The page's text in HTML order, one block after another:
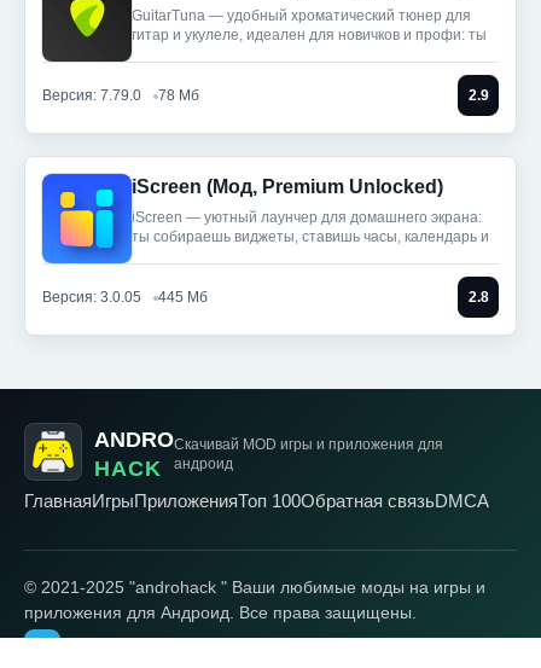
GuitarTuna — удобный хроматический тюнер для
гитар и укулеле, идеален для новичков и профи: ты
Версия: 7.79.0 78 Мб 2.9
iScreen (Мод, Premium Unlocked)
iScreen — уютный лаунчер для домашнего экрана:
ты собираешь виджеты, ставишь часы, календарь и
Версия: 3.0.05 445 Мб 2.8
ANDRO
HACK
Скачивай MOD игры и приложения для
андроид
ГлавнаяИгрыПриложенияТоп 100Обратная связьDMCA
© 2021-2025 "androhack " Ваши любимые моды на игры и
приложения для Андроид. Все права защищены.